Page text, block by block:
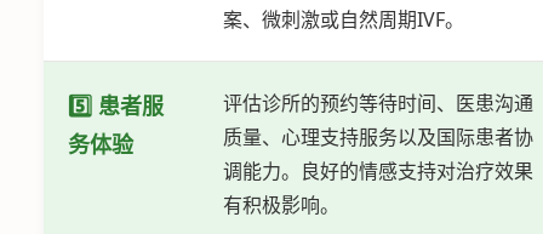
案、微刺激或自然周期IVF。
5️⃣ 患者服
务体验
评估诊所的预约等待时间、医患沟通
质量、心理支持服务以及国际患者协
调能力。良好的情感支持对治疗效果
有积极影响。